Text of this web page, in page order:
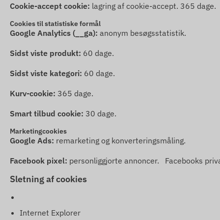
Cookie-accept cookie: lagring af cookie-accept. 365 dage.
Cookies til statistiske formål
Google Analytics (__ga): anonym besøgsstatistik.
Sidst viste produkt: 60 dage.
Sidst viste kategori: 60 dage.
Kurv-cookie: 365 dage.
Smart tilbud cookie: 30 dage.
Marketingcookies
Google Ads: remarketing og konverteringsmåling.
Facebook pixel: personliggjorte annoncer. Facebooks
Sletning af cookies
Internet Explorer